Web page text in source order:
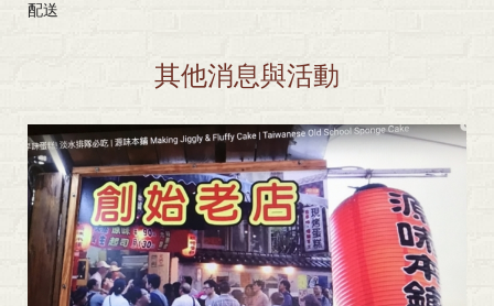
配送
其他消息與活動